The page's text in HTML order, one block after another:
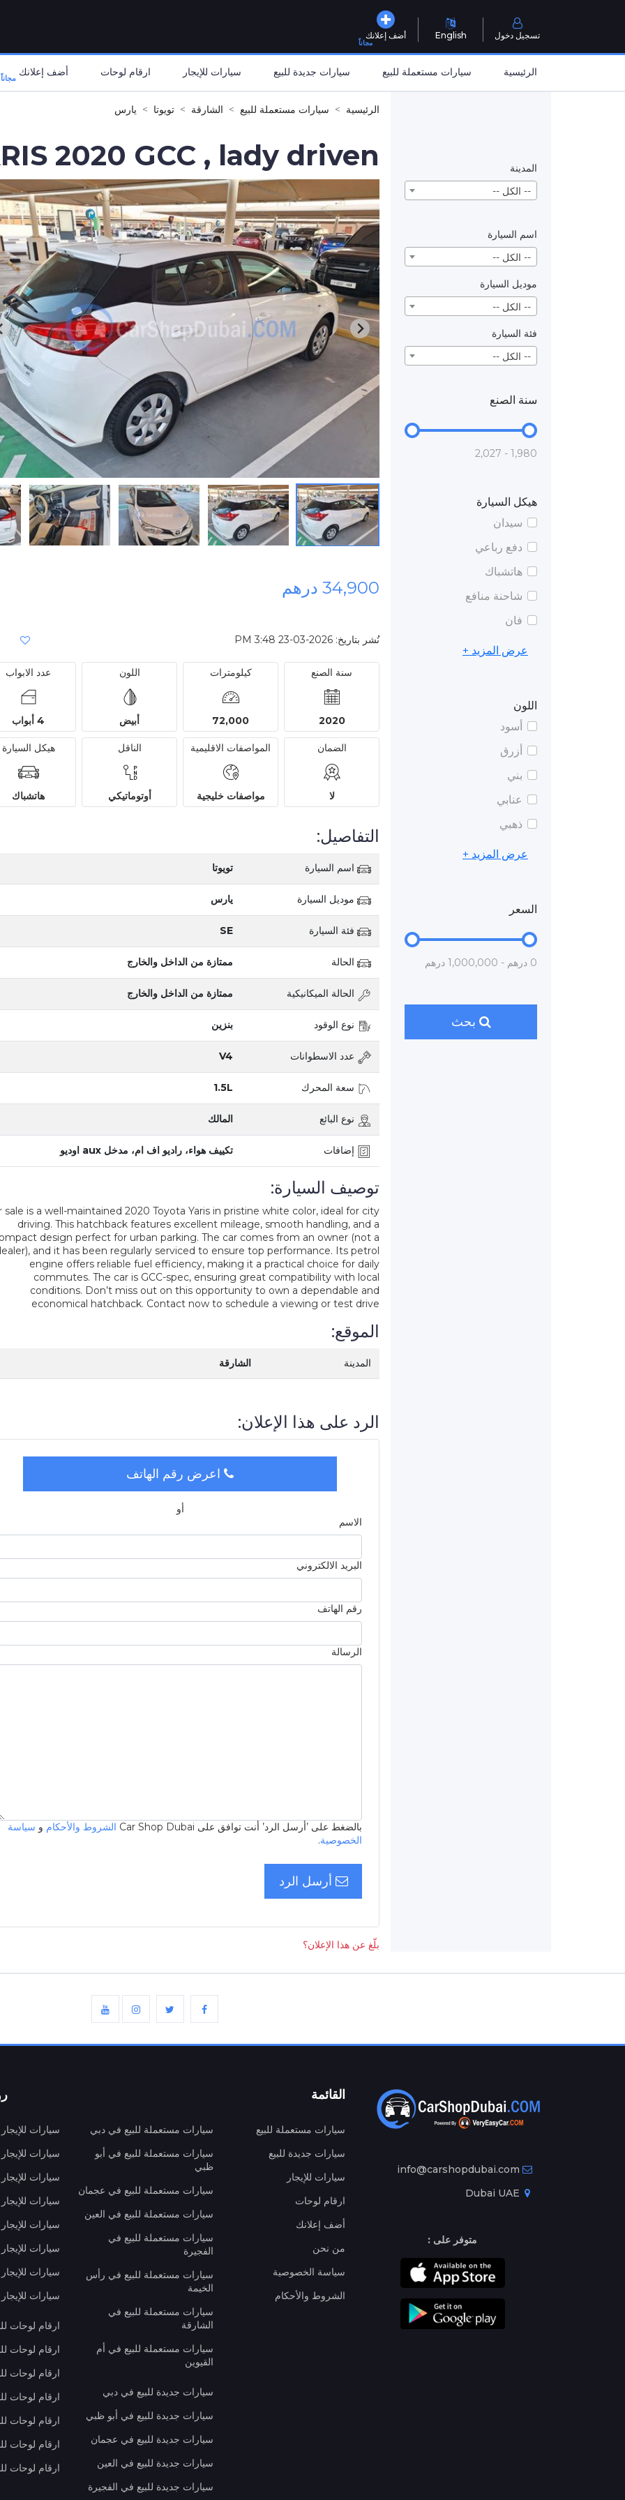
أضف إعلانك
مجاناً
English تسجيل دخول
الرئيسية سيارات مستعملة للبيع سيارات جديدة للبيع سيارات للإيجار ارقام لوحات أضف إعلانك مجاناً
المدينة
-- الكل --
اسم السيارة
-- الكل --
موديل السيارة
-- الكل --
فئة السيارة
-- الكل --
سنة الصنع
1,980 - 2,027
هيكل السيارة
سيدان
دفع رباعي
هاتشباك
شاحنة منافع
فان
عرض المزيد +
اللون
أسود
أزرق
بني
عنابي
ذهبي
عرض المزيد +
السعر
0 درهم - 1,000,000 درهم
بحث
الرئيسية سيارات مستعملة للبيع الشارقة تويوتا يارس
2020 GCC , lady driven
34,900 درهم
نُشر بتاريخ: 2026-03-23 3:48 PM
سنة الصنع
2020
كيلومترات
72,000
اللون
أبيض
عدد الابواب
4 أبواب
الضمان
لا
المواصفات الاقليمية
مواصفات خليجية
الناقل
أوتوماتيكي
هيكل السيارة
هاتشباك
التفاصيل:
اسم السيارة تويوتا
موديل السيارة يارس
فئة السيارة SE
الحالة ممتازة من الداخل والخارج
الحالة الميكانيكية ممتازة من الداخل والخارج
نوع الوقود بنزين
عدد الاسطوانات V4
سعة المحرك 1.5L
نوع البائع المالك
إضافات تكييف هواء، راديو اف ام، مدخل aux اوديو
توصيف السيارة:
sale is a well-maintained 2020 Toyota Yaris in pristine white color, ideal for city
driving. This hatchback features excellent mileage, smooth handling, and a
design perfect for urban parking. The car comes from an owner (not a
and it has been regularly serviced to ensure top performance. Its petrol
engine offers reliable fuel efficiency, making it a practical choice for daily
commutes. The car is GCC-spec, ensuring great compatibility with local
conditions. Don’t miss out on this opportunity to own a dependable and
economical hatchback. Contact now to schedule a viewing or test drive
الموقع:
المدينة الشارقة
الرد على هذا الإعلان:
اعرض رقم الهاتف
أو
الاسم
البريد الالكتروني
رقم الهاتف
الرسالة
بالضغط على ’أرسل الرد’ أنت توافق على Car Shop Dubai الشروط والأحكام و سياسة
الخصوصية.
أرسل الرد
بلّغ عن هذا الإعلان؟
info@carshopdubai.com
متوفر على :
القائمة
سيارات مستعملة للبيع
سيارات جديدة للبيع
سيارات للإيجار
ارقام لوحات
أضف إعلانك
من نحن
سياسة الخصوصية
الشروط والأحكام
سيارات مستعملة للبيع في دبي
سيارات مستعملة للبيع في أبو
ظبي
سيارات مستعملة للبيع في عجمان
سيارات مستعملة للبيع في العين
سيارات مستعملة للبيع في
الفجيرة
سيارات مستعملة للبيع في رأس
الخيمة
سيارات مستعملة للبيع في
الشارقة
سيارات مستعملة للبيع في أم
القيوين
سيارات جديدة للبيع في دبي
سيارات جديدة للبيع في أبو ظبي
سيارات جديدة للبيع في عجمان
سيارات جديدة للبيع في العين
سيارات جديدة للبيع في الفجيرة
سيارات
سيارات
سيارات
سيارات
سيارات
سيارات
سيارات
سيارات
ارقام لوحات
ارقام لوحات
ارقام لوحات
ارقام لوحات
ارقام لوحات
ارقام لوحات
ارقام لوحات